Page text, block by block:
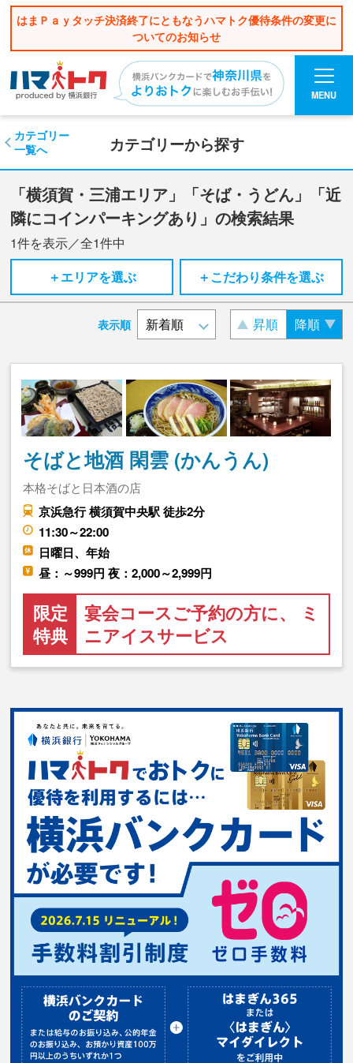
はまＰａｙタッチ決済終了にともなうハマトク優待条件の変更に
ついてのお知らせ
MENU
カテゴリーから探す
カテゴリー
一覧へ
「横須賀・三浦エリア」「そば・うどん」「近
隣にコインパーキングあり」の検索結果
1件を表示／全1件中
＋エリアを選ぶ
＋こだわり条件を選ぶ
表示順 昇順 降順
そばと地酒 閑雲 (かんうん)
本格そばと日本酒の店
京浜急行 横須賀中央駅 徒歩2分
11:30～22:00
日曜日、年始
昼：～999円 夜：2,000～2,999円
限定
特典
宴会コースご予約の方に、 ミ
ニアイスサービス